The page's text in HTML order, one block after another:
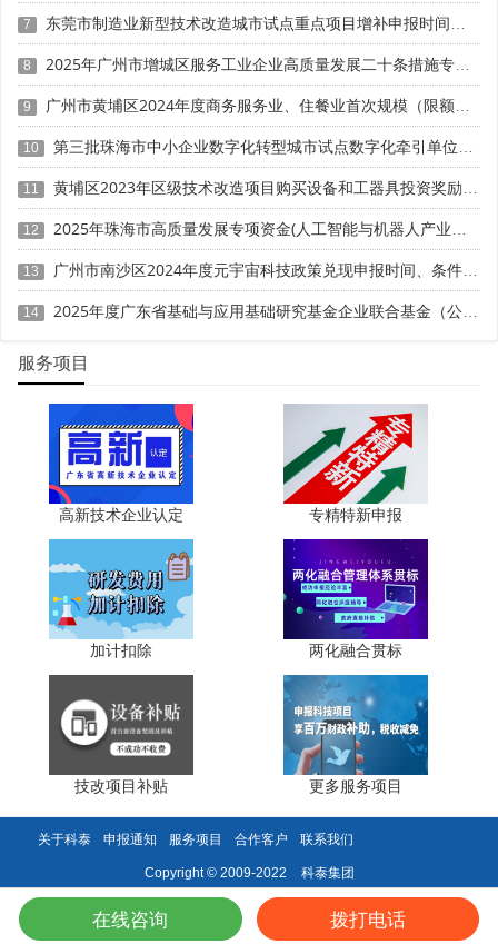
3. 建立开放透明的评审环境和氛围，充分利用网络、媒
体等手段，及时公布评审的信息和结果，接受社会的监督和
评价，增强评审的公开性和公信力。
4. 建立动态更新的评审内容和方法，根据专利的发展变
化和社会的需求变化，不断调整和完善评审的内容和方法，
提升评审的时效性和针对性。
科泰集团(https://www.gdktzx.com/)成立15年来，致力于
提供高新技术企业认定、名优高新技术产品认定、省市工程
中心认定、省市企业技术中心认定、省市工业设计中心认
定、省市重点实验室认定、
巨人”、专利软著申请、
证、科技型中小企业评价入库、创新创业大赛、专利奖、科
学技术奖、科技成果评价 科技成果转化等服务。关注【科
小泰】公众号，及时获取最新科技项目资讯!
7 东莞市制造业新型技术改造城市试点重点项目增补申报时间、条件要求、补助奖励
8 2025年广州市增城区服务工业企业高质量发展二十条措施专项资金申报时间、条件要求、补助奖励
9 广州市黄埔区2024年度商务服务业、住餐业首次规模（限额）以下转规模（限额）以上奖励申报时间、条件要求、资助标准
10 第三批珠海市中小企业数字化转型城市试点数字化牵引单位遴选申报时间、条件要求
11 黄埔区2023年区级技术改造项目购买设备和工器具投资奖励 （第一批）申报时间、条件要求、资助标准
12 2025年珠海市高质量发展专项资金(人工智能与机器人产业发展用途)项目征集申报时间、条件要求、补助奖励
13 广州市南沙区2024年度元宇宙科技政策兑现申报时间、条件要求、补助奖励
14 2025年度广东省基础与应用基础研究基金企业联合基金（公共卫生与医药健康领域）项目申报时间、条件要求、资助奖励
服务项目
高新技术企业认定 专精特新申报
加计扣除 两化融合贯标
技改项目补贴 更多服务项目
关于科泰 申报通知 服务项目 合作客户 联系我们
Copyright © 2009-2022 科泰集团
在线咨询 拨打电话